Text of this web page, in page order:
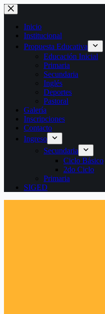
Saltar
al
contenido
Inicio
Institucional
Propuesta Educativa
Educación Inicial
Primaria
Secundaria
Inglés
Deportes
Pastoral
Galería
Inscripciones
Contacto
Ingreso
Secundaria
Ciclo Básico
2do Ciclo
Primaria
SIGED